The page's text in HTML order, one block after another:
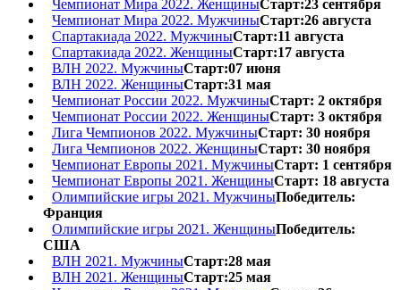
Чемпионат Мира 2022. ЖенщиныСтарт:23 сентября
Чемпионат Мира 2022. МужчиныСтарт:26 августа
Спартакиада 2022. МужчиныСтарт:11 августа
Спартакиада 2022. ЖенщиныСтарт:17 августа
ВЛН 2022. МужчиныСтарт:07 июня
ВЛН 2022. ЖенщиныСтарт:31 мая
Чемпионат России 2022. МужчиныСтарт: 2 октября
Чемпионат России 2022. ЖенщиныСтарт: 3 октября
Лига Чемпионов 2022. МужчиныСтарт: 30 ноября
Лига Чемпионов 2022. ЖенщиныСтарт: 30 ноября
Чемпионат Европы 2021. МужчиныСтарт: 1 сентября
Чемпионат Европы 2021. ЖенщиныСтарт: 18 августа
Олимпийские игры 2021. МужчиныПобедитель:
Франция
Олимпийские игры 2021. ЖенщиныПобедитель:
США
ВЛН 2021. МужчиныСтарт:28 мая
ВЛН 2021. ЖенщиныСтарт:25 мая